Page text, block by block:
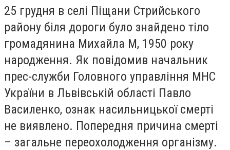
25 грудня в селі Піщани Стрийського
району біля дороги було знайдено тіло
громадянина Михайла М, 1950 року
народження. Як повідомив начальник
прес-служби Головного управління МНС
України в Львівській області Павло
Василенко, ознак насильницької смерті
не виявлено. Попередня причина смерті
– загальне переохолодження організму.